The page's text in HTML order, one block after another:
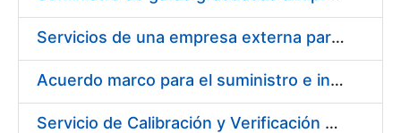
Servicios de una empresa externa para el asesoramiento y resolución de los recursos de alzada que se presentan relacionados con procesos de selección para la FNMT-RCM
Acuerdo marco para el suministro e instalación de persianas, estores y otros complementos
Servicio de Calibración y Verificación Externa de los Equipos de Medición del Servicio de Prevención de la FNMT-RCM